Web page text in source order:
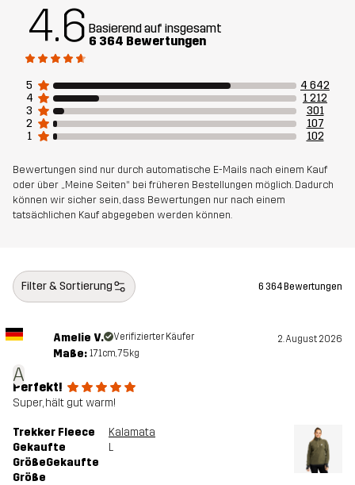
Entworfen für
Artikelnummer 10141_2206
4.6 Basierend auf insgesamt
6 364 Bewertungen
5
4 642
4
1 212
3
301
2
107
1
102
Bewertungen sind nur durch automatische E-Mails nach einem Kauf
oder über „Meine Seiten“ bei früheren Bestellungen möglich. Dadurch
können wir sicher sein, dass Bewertungen nur nach einem
tatsächlichen Kauf abgegeben werden können.
Filter & Sortierung 6 364 Bewertungen
A
Amelie V. Verifizierter Käufer 2. August 2026
Maße: 171cm, 75kg
Perfekt!
Super, hält gut warm!
Trekker Fleece
Kalamata
Gekaufte
GrößeGekaufte
Größe
L